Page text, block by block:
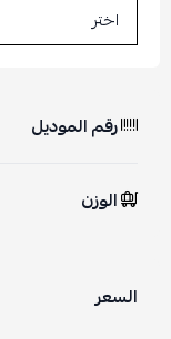
رقم الموديل
الوزن
السعر